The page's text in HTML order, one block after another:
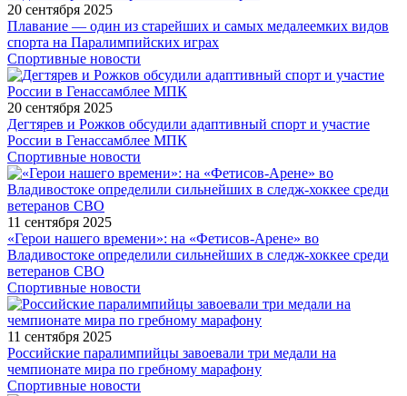
20 сентября 2025
Плавание — один из старейших и самых медалеемких видов
спорта на Паралимпийских играх
Спортивные новости
20 сентября 2025
Дегтярев и Рожков обсудили адаптивный спорт и участие
России в Генассамблее МПК
Спортивные новости
11 сентября 2025
«Герои нашего времени»: на «Фетисов-Арене» во
Владивостоке определили сильнейших в следж-хоккее среди
ветеранов СВО
Спортивные новости
11 сентября 2025
Российские паралимпийцы завоевали три медали на
чемпионате мира по гребному марафону
Спортивные новости